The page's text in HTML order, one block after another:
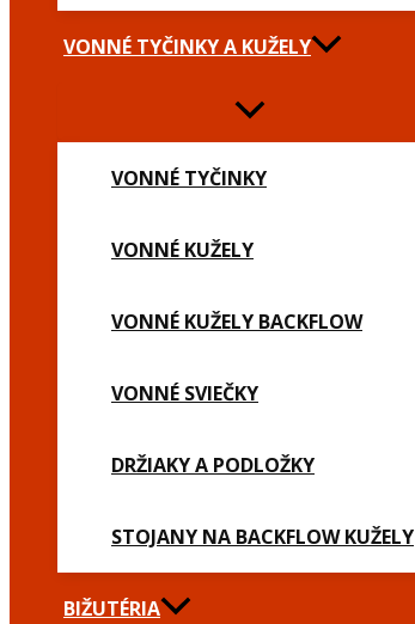
VONNÉ TYČINKY A KUŽELY
VONNÉ TYČINKY
VONNÉ KUŽELY
VONNÉ KUŽELY BACKFLOW
VONNÉ SVIEČKY
DRŽIAKY A PODLOŽKY
STOJANY NA BACKFLOW KUŽELY
BIŽUTÉRIA